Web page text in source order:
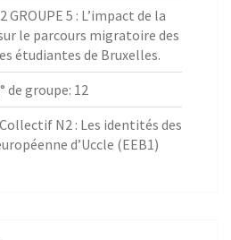
GROUPE 5 : L’impact de la
le parcours migratoire des
étudiantes de Bruxelles.
de groupe: 12
N2 : Les identités des
d’Uccle (EEB1)